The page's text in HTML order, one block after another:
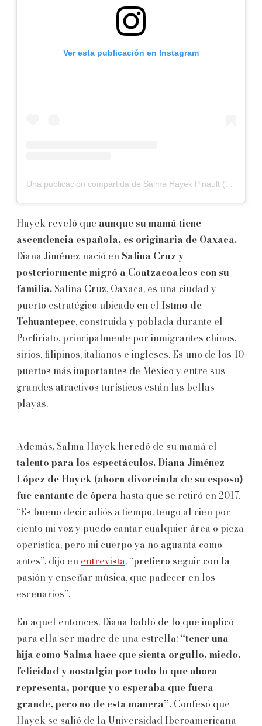
Ver esta publicación en Instagram
Una publicación compartida de Salma Hayek Pinault (@salmahayek)
Hayek reveló que aunque su mamá tiene
ascendencia española, es originaria de Oaxaca.
Diana Jiménez nació en Salina Cruz y
posteriormente migró a Coatzacoalcos con su
familia. Salina Cruz, Oaxaca, es una ciudad y
puerto estratégico ubicado en el Istmo de
Tehuantepec, construida y poblada durante el
Porfiriato, principalmente por inmigrantes chinos,
sirios, filipinos, italianos e ingleses. Es uno de los 10
puertos más importantes de México y entre sus
grandes atractivos turísticos están las bellas
playas.
Además, Salma Hayek heredó de su mamá el
talento para los espectáculos. Diana Jiménez
López de Hayek (ahora divorciada de su esposo)
fue cantante de ópera hasta que se retiró en 2017.
“Es bueno decir adiós a tiempo, tengo al cien por
ciento mi voz y puedo cantar cualquier área o pieza
operística, pero mi cuerpo ya no aguanta como
antes”, dijo en entrevista, “prefiero seguir con la
pasión y enseñar música, que padecer en los
escenarios”.
En aquel entonces, Diana habló de lo que implicó
para ella ser madre de una estrella: “tener una
hija como Salma hace que sienta orgullo, miedo,
felicidad y nostalgia por todo lo que ahora
representa, porque yo esperaba que fuera
grande, pero no de esta manera”. Confesó que
Hayek se salió de la Universidad Iberoamericana